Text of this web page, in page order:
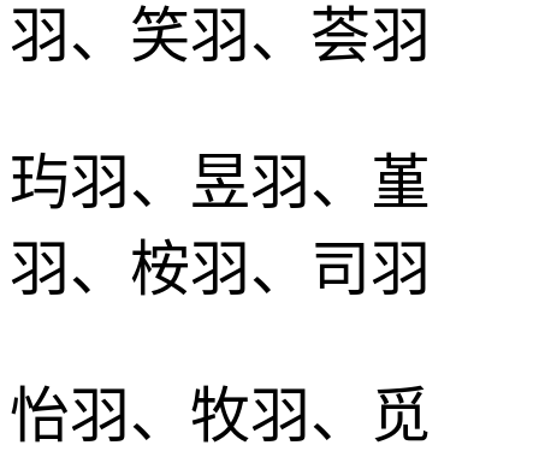
羽、笑羽、荟羽
玙羽、昱羽、堇
羽、桉羽、司羽
怡羽、牧羽、觅